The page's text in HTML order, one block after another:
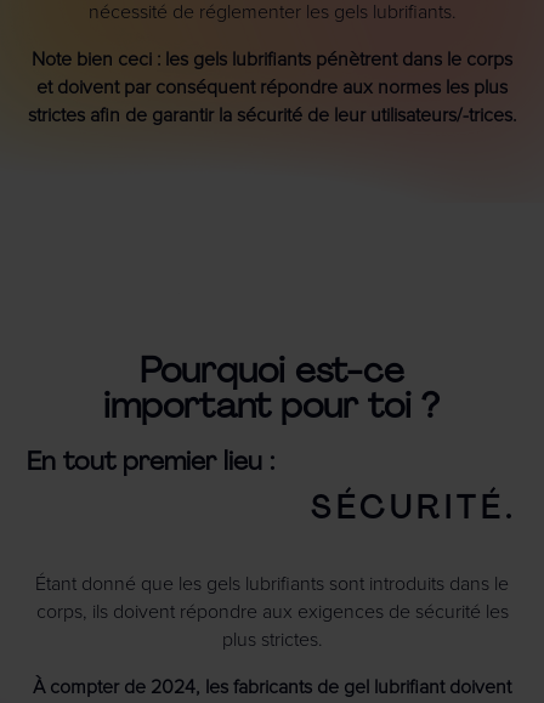
nécessité de réglementer les gels lubrifiants.
Note bien ceci : les gels lubrifiants pénètrent dans le corps
et doivent par conséquent répondre aux normes les plus
strictes afin de garantir la sécurité de leur utilisateurs/-trices.
Pourquoi est-ce
important pour toi ?
En tout premier lieu :
SÉCURITÉ.
Étant donné que les gels lubrifiants sont introduits dans le
corps, ils doivent répondre aux exigences de sécurité les
plus strictes.
À compter de 2024, les fabricants de gel lubrifiant doivent